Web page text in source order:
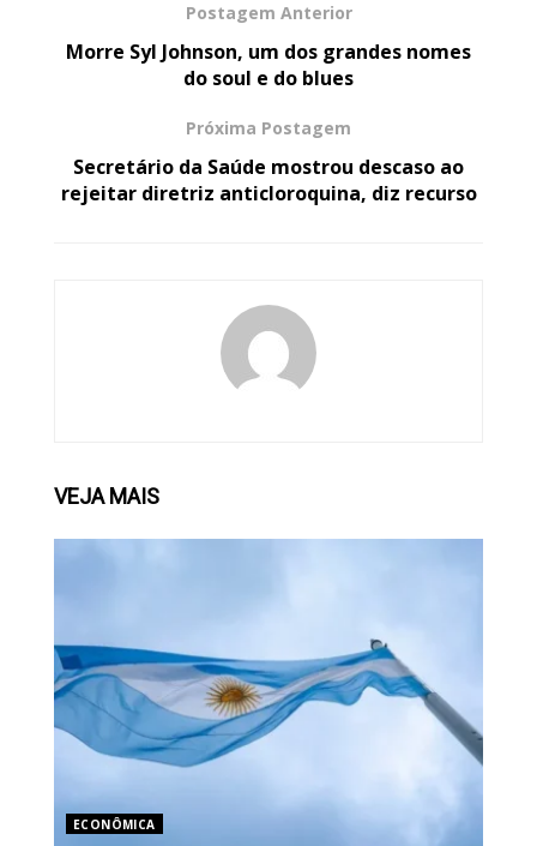
Postagem Anterior
Morre Syl Johnson, um dos grandes nomes
do soul e do blues
Próxima Postagem
Secretário da Saúde mostrou descaso ao
rejeitar diretriz anticloroquina, diz recurso
VEJAMAIS
ECONÔMICA